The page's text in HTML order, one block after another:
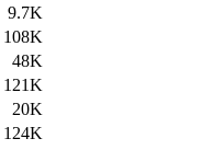
9.7K
108K
48K
121K
20K
124K